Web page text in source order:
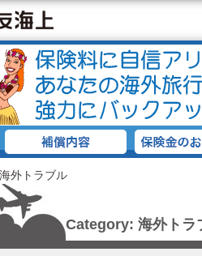
海外トラブル
Category: 海外トラ